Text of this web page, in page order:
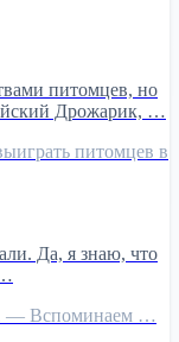
питомцев, но
Дрожарик, …
питомцев в
Да, я знаю, что
— Вспоминаем …